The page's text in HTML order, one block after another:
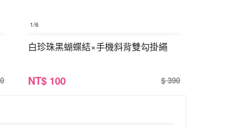
1/6
白珍珠黑蝴蝶結×手機斜背雙勾掛繩
NT$ 100 $ 390